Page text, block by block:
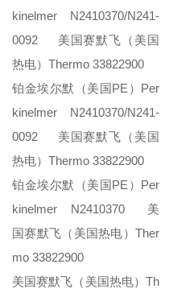
kinelmer N2410370/N241-
0092 美国赛默飞（美国
热电）Thermo 33822900
铂金埃尔默（美国PE）Per
kinelmer N2410370/N241-
0092 美国赛默飞（美国
热电）Thermo 33822900
铂金埃尔默（美国PE）Per
kinelmer N2410370美
国赛默飞（美国热电）Ther
mo 33822900
美国赛默飞（美国热电）Th